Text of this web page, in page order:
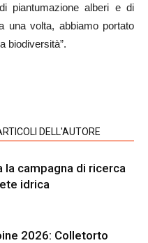
piantumazione alberi e di
una volta, abbiamo portato
biodiversità”.
DELL'AUTORE
la campagna di ricerca
idrica
2026: Colletorto